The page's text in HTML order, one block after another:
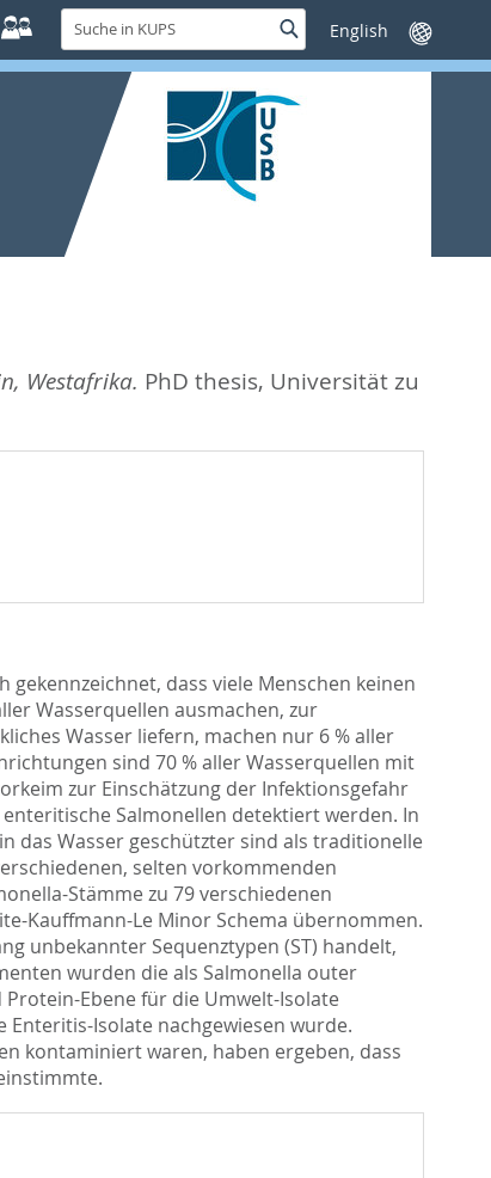
Suche
in
KUPS
SucheSprache
wechseln
Westafrika. PhD thesis, Universität zu
dass viele Menschen keinen
Wasserquellen ausmachen, zur
Wasser liefern, machen nur 6 % aller
sind 70 % aller Wasserquellen mit
zur Einschätzung der Infektionsgefahr
Salmonellen detektiert werden. In
das Wasser geschützter sind als traditionelle
selten vorkommenden
Stämme zu 79 verschiedenen
Kauffmann-Le Minor Schema übernommen.
unbekannter Sequenztypen (ST) handelt,
wurden die als Salmonella outer
Protein-Ebene für die Umwelt-Isolate
Enteritis-Isolate nachgewiesen wurde.
kontaminiert waren, haben ergeben, dass